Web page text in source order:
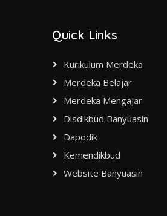
Quick Links
Kurikulum Merdeka
Merdeka Belajar
Merdeka Mengajar
Disdikbud Banyuasin
Dapodik
Kemendikbud
Website Banyuasin